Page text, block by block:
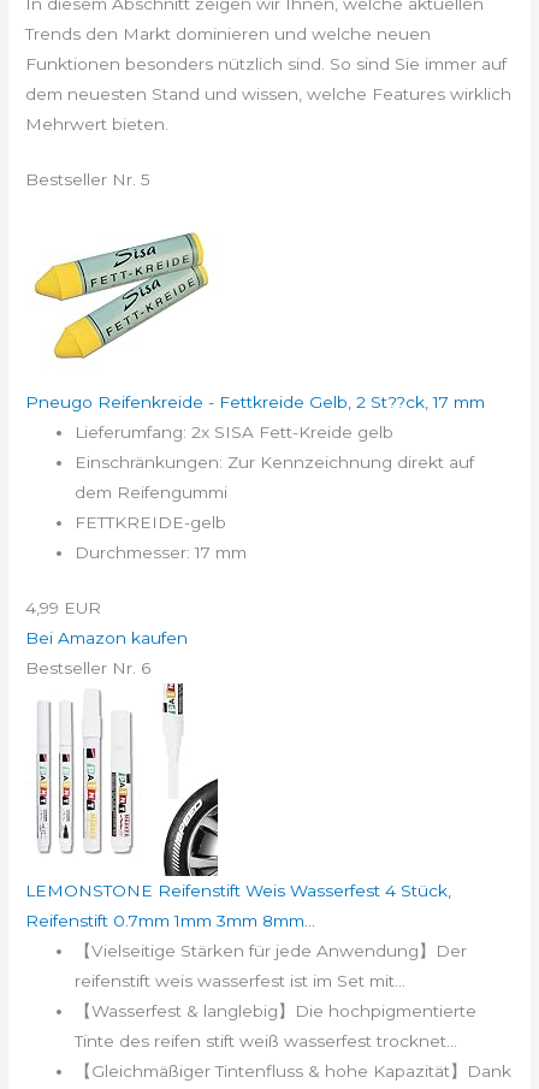
Trends den Markt dominieren und welche neuen
Funktionen besonders nützlich sind. So sind Sie immer auf
dem neuesten Stand und wissen, welche Features wirklich
Mehrwert bieten.
Bestseller Nr. 5
Pneugo Reifenkreide - Fettkreide Gelb, 2 St??ck, 17 mm
Lieferumfang: 2x SISA Fett-Kreide gelb
Einschränkungen: Zur Kennzeichnung direkt auf
dem Reifengummi
FETTKREIDE-gelb
Durchmesser: 17 mm
4,99 EUR
Bei Amazon kaufen
Bestseller Nr. 6
LEMONSTONE Reifenstift Weis Wasserfest 4 Stück,
Reifenstift 0.7mm 1mm 3mm 8mm...
【Vielseitige Stärken für jede Anwendung】Der
reifenstift weis wasserfest ist im Set mit...
【Wasserfest & langlebig】Die hochpigmentierte
Tinte des reifen stift weiß wasserfest trocknet...
【Gleichmäßiger Tintenfluss & hohe Kapazität】Dank